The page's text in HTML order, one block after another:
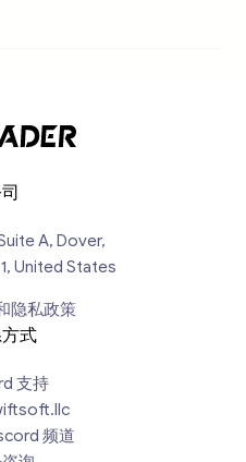
A, Dover,
United States
隐私政策
式
支持
频道